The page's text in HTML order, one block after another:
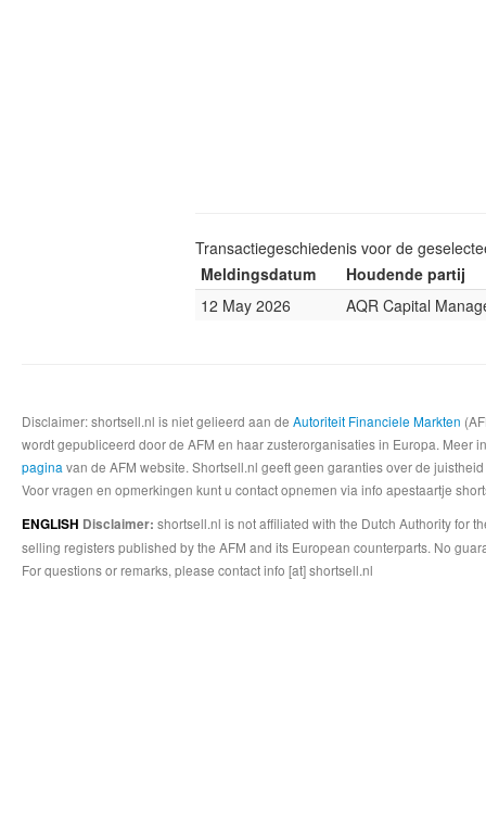
Transactiegeschiedenis voor de
Meldingsdatum
Houdende partij
12 May 2026
AQR Capital
Disclaimer: shortsell.nl is niet gelieerd aan de Autoriteit Financiele Markten
wordt gepubliceerd door de AFM en haar zusterorganisaties in Europa.
pagina van de AFM website. Shortsell.nl geeft geen garanties over de
Voor vragen en opmerkingen kunt u contact opnemen via info apestaartje
ENGLISH Disclaimer: shortsell.nl is not affiliated with the Dutch Authority for
selling registers published by the AFM and its European counterparts. No
For questions or remarks, please contact info [at] shortsell.nl